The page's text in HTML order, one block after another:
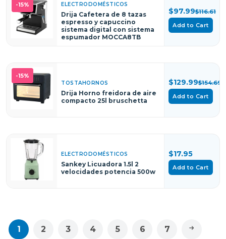
-15% ELECTRODOMÉSTICOS
Drija Cafetera de 8 tazas
espresso y capuccino
sistema digital con sistema
espumador MOCCA8TB
$97.99$116.61
Add to Cart
-15%
TOSTAHORNOS
Drija Horno freidora de aire
compacto 25l bruschetta
$129.99$154.69
Add to Cart
ELECTRODOMÉSTICOS
Sankey Licuadora 1.5l 2
velocidades potencia 500w
$17.95
Add to Cart
1 2 3 4 5 6 7